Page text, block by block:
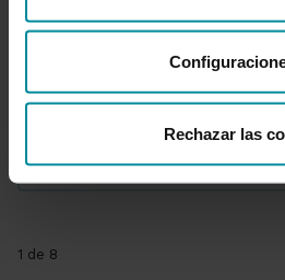
desde nuestraPolítica de
Rechazar las
Secciones
Corporativa
1 de 8